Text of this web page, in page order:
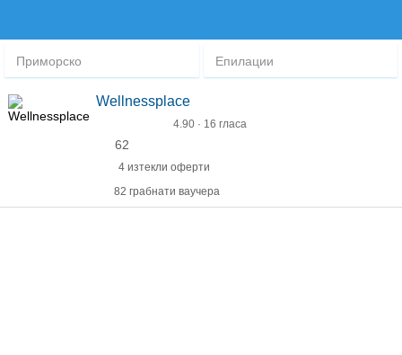
Приморско Епилации
Wellnessplace
4.90 · 16 гласа
62
4 изтекли оферти
82 грабнати ваучера